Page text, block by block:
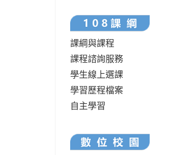
課綱與課程
課程諮詢服務
學生線上選課
學習歷程檔案
自主學習